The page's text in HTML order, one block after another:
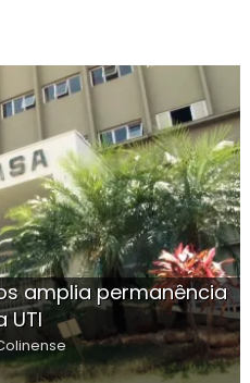
amplia permanência
UTI